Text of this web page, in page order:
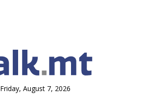
Friday, August 7, 2026